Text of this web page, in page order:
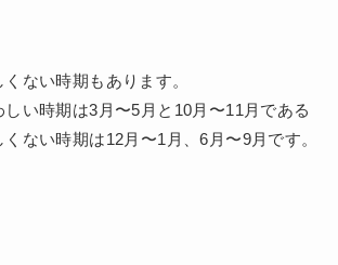
ない時期もあります。
い時期は3月〜5月と10月〜11月である
ない時期は12月〜1月、6月〜9月です。